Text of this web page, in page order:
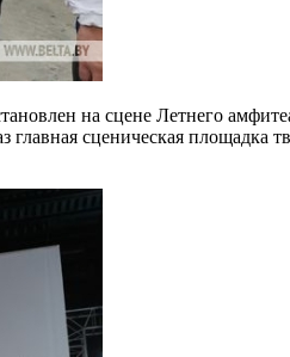
на сцене Летнего
сценическая площадка